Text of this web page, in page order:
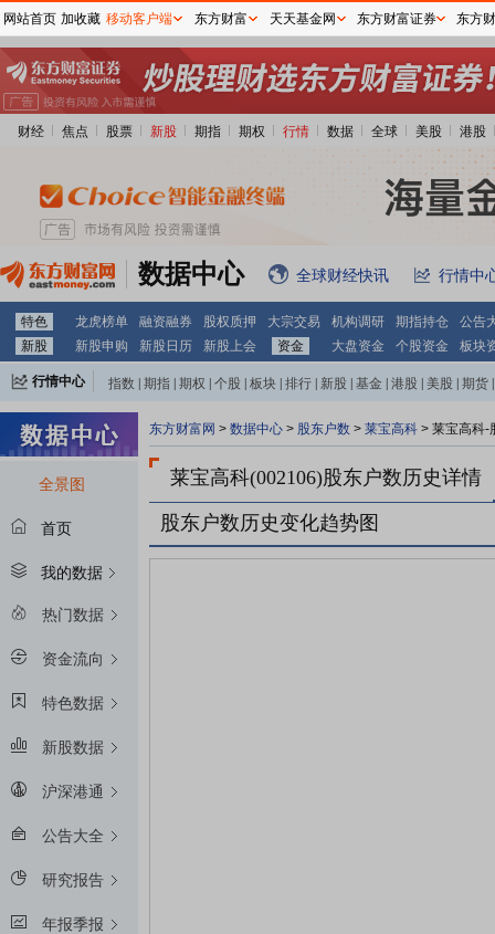
财经 焦点 股票 新股 期指 期权 行情 数据 全球 美股 港股
数据中心 全球财经快讯 行情中
特色 龙虎榜单 融资融券 股权质押 大宗交易 机构调研 期指持仓
公告
新股
新股申购 新股日历 新股上会 资金 大盘资金 个股资金 板块
行情中心 指数 期指 期权 个股 板块 排行 新股 基金 港股 美股 期货
全景图
首页
我的数据
热门数据
资金流向
特色数据
新股数据
沪深港通
公告大全
研究报告
年报季报
东方财富网 > 数据中心 > 股东户数 > 莱宝高科 > 莱宝高科-
莱宝高科(002106)股东户数历史详情
股东户数历史变化趋势图
网站首页 加收藏 移动客户端 东方财富 天天基金网 东方财富证券 东方